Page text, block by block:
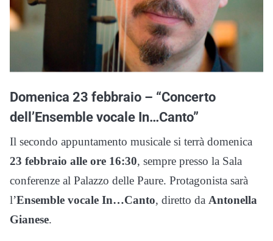
Domenica 23 febbraio – “Concerto
dell’Ensemble vocale In…Canto”
Il secondo appuntamento musicale si terrà domenica
23 febbraio alle ore 16:30, sempre presso la Sala
conferenze al Palazzo delle Paure. Protagonista sarà
l’Ensemble vocale In…Canto, diretto da Antonella
Gianese.